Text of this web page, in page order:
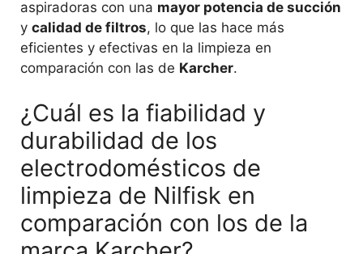
aspiradoras con una mayor potencia de succión
y calidad de filtros, lo que las hace más
eficientes y efectivas en la limpieza en
comparación con las de Karcher.
¿Cuál es la fiabilidad y
durabilidad de los
electrodomésticos de
limpieza de Nilfisk en
comparación con los de la